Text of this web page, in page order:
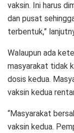
vaksin. Ini harus
dan pusat
terbentuk,”
Walaupun ada
masyarakat tidak
dosis kedua.
vaksin kedua
“Masyarakat
vaksin kedua.